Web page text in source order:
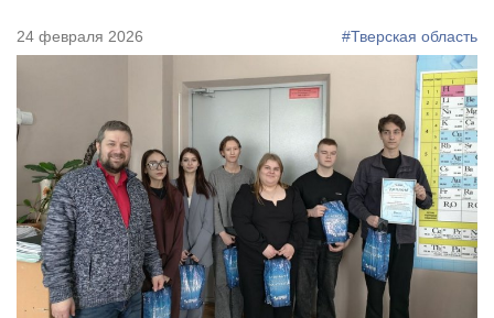
24 февраля 2026 #Тверская область